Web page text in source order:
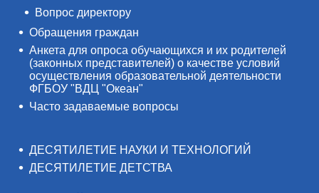
Вопрос директору
Обращения граждан
Анкета для опроса обучающихся и их родителей
(законных представителей) о качестве условий
осуществления образовательной деятельности
ФГБОУ "ВДЦ "Океан"
Часто задаваемые вопросы
ДЕСЯТИЛЕТИЕ НАУКИ И ТЕХНОЛОГИЙ
ДЕСЯТИЛЕТИЕ ДЕТСТВА